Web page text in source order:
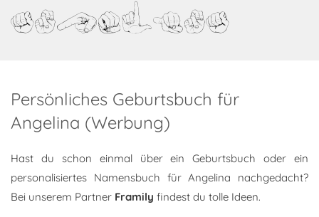
Angelina
Persönliches Geburtsbuch für
Angelina (Werbung)
Hast du schon einmal über ein Geburtsbuch oder ein
personalisiertes Namensbuch für Angelina nachgedacht?
Bei unserem Partner Framily findest du tolle Ideen.